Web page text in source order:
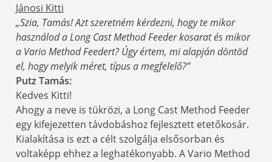
Jánosi Kitti
„Szia, Tamás! Azt szeretném kérdezni, hogy te mikor
használod a Long Cast Method Feeder kosarat és mikor
a Vario Method Feedert? Úgy értem, mi alapján döntöd
el, hogy melyik méret, típus a megfelelő?”
Putz Tamás:
Kedves Kitti!
Ahogy a neve is tükrözi, a Long Cast Method Feeder
egy kifejezetten távdobáshoz fejlesztett etetőkosár.
Kialakítása is ezt a célt szolgálja elsősorban és
voltaképp ehhez a leghatékonyabb. A Vario Method